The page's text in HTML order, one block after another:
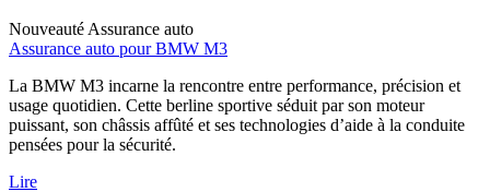
Nouveauté Assurance auto
Assurance auto pour BMW M3
La BMW M3 incarne la rencontre entre performance, précision et
usage quotidien. Cette berline sportive séduit par son moteur
puissant, son châssis affûté et ses technologies d’aide à la conduite
pensées pour la sécurité.
Lire